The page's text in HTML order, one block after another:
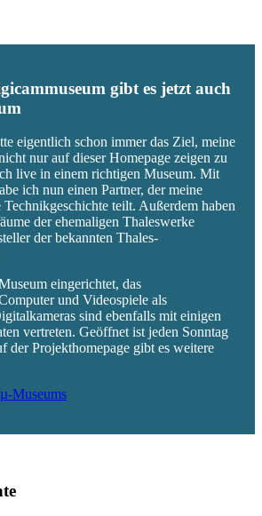
gibt es jetzt auch
eigentlich schon immer das Ziel, meine
nur auf dieser Homepage zeigen zu
live in einem richtigen Museum. Mit
ich nun einen Partner, der meine
teilt. Außerdem haben
der ehemaligen Thaleswerke
der bekannten Thales-
eingerichtet, das
und Videospiele als
sind ebenfalls mit einigen
vertreten. Geöffnet ist jeden Sonntag
der Projekthomepage gibt es weitere
Museums